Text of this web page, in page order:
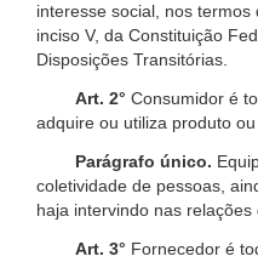
interesse social, nos termos
inciso V, da Constituição
Disposições Transitórias.
Art. 2° Consumidor é
adquire ou utiliza produto
Parágrafo único.
coletividade de pessoas,
haja intervindo nas relações
Art. 3° Fornecedor é